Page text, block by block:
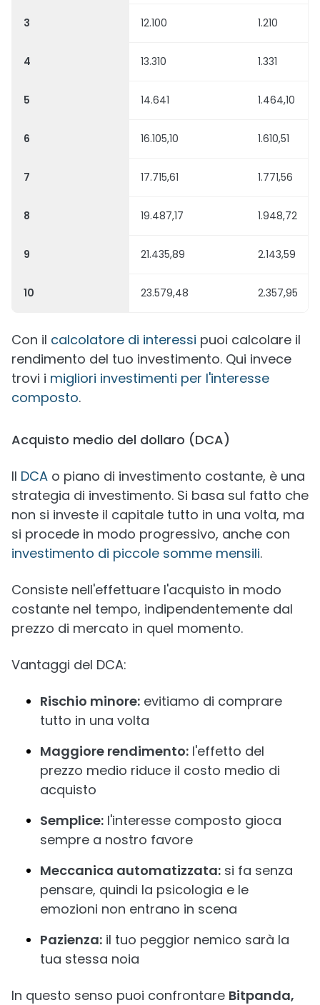
3 12.100 1.210
4 13.310 1.331
5 14.641 1.464,10
6 16.105,10 1.610,51
7 17.715,61 1.771,56
8 19.487,17 1.948,72
9 21.435,89 2.143,59
10 23.579,48 2.357,95
Con il calcolatore di interessi puoi calcolare il
rendimento del tuo investimento. Qui invece
trovi i migliori investimenti per l'interesse
composto.
Acquisto medio del dollaro (DCA)
Il DCA o piano di investimento costante, è una
strategia di investimento. Si basa sul fatto che
non si investe il capitale tutto in una volta, ma
si procede in modo progressivo, anche con
investimento di piccole somme mensili.
Consiste nell'effettuare l'acquisto in modo
costante nel tempo, indipendentemente dal
prezzo di mercato in quel momento.
Vantaggi del DCA:
Rischio minore: evitiamo di comprare
tutto in una volta
Maggiore rendimento: l'effetto del
prezzo medio riduce il costo medio di
acquisto
Semplice: l'interesse composto gioca
sempre a nostro favore
Meccanica automatizzata: si fa senza
pensare, quindi la psicologia e le
emozioni non entrano in scena
Pazienza: il tuo peggior nemico sarà la
tua stessa noia
In questo senso puoi confrontare Bitpanda,